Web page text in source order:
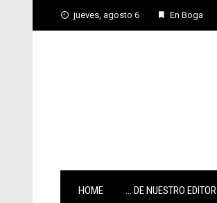
jueves, agosto 6 En Boga
HOME … DE NUESTRO EDITOR